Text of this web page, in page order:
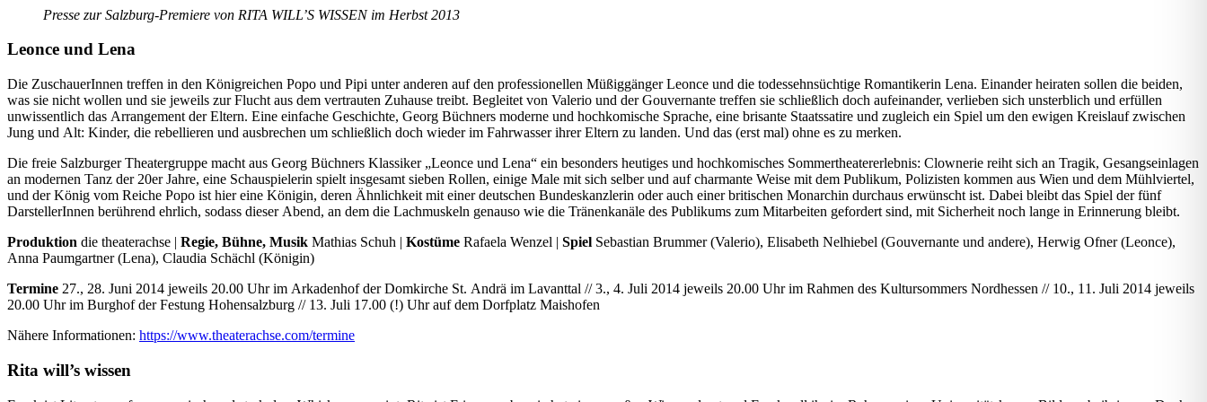
Presse zur Salzburg-Premiere von RITA WILL’S WISSEN im Herbst 2013
Leonce und Lena
Die ZuschauerInnen treffen in den Königreichen Popo und Pipi unter anderen auf den professionellen Müßiggänger Leonce und die todessehnsüchtige Romantikerin Lena. Einander heiraten sollen die beiden,
was sie nicht wollen und sie jeweils zur Flucht aus dem vertrauten Zuhause treibt. Begleitet von Valerio und der Gouvernante treffen sie schließlich doch aufeinander, verlieben sich unsterblich und erfüllen
unwissentlich das Arrangement der Eltern. Eine einfache Geschichte, Georg Büchners moderne und hochkomische Sprache, eine brisante Staatssatire und zugleich ein Spiel um den ewigen Kreislauf zwischen
Jung und Alt: Kinder, die rebellieren und ausbrechen um schließlich doch wieder im Fahrwasser ihrer Eltern zu landen. Und das (erst mal) ohne es zu merken.
Die freie Salzburger Theatergruppe macht aus Georg Büchners Klassiker „Leonce und Lena“ ein besonders heutiges und hochkomisches Sommertheatererlebnis: Clownerie reiht sich an Tragik, Gesangseinlagen
an modernen Tanz der 20er Jahre, eine Schauspielerin spielt insgesamt sieben Rollen, einige Male mit sich selber und auf charmante Weise mit dem Publikum, Polizisten kommen aus Wien und dem Mühlviertel,
und der König vom Reiche Popo ist hier eine Königin, deren Ähnlichkeit mit einer deutschen Bundeskanzlerin oder auch einer britischen Monarchin durchaus erwünscht ist. Dabei bleibt das Spiel der fünf
DarstellerInnen berührend ehrlich, sodass dieser Abend, an dem die Lachmuskeln genauso wie die Tränenkanäle des Publikums zum Mitarbeiten gefordert sind, mit Sicherheit noch lange in Erinnerung bleibt.
Produktion die theaterachse | Regie, Bühne, Musik Mathias Schuh | Kostüme Rafaela Wenzel | Spiel Sebastian Brummer (Valerio), Elisabeth Nelhiebel (Gouvernante und andere), Herwig Ofner (Leonce),
Anna Paumgartner (Lena), Claudia Schächl (Königin)
Termine 27., 28. Juni 2014 jeweils 20.00 Uhr im Arkadenhof der Domkirche St. Andrä im Lavanttal // 3., 4. Juli 2014 jeweils 20.00 Uhr im Rahmen des Kultursommers Nordhessen // 10., 11. Juli 2014 jeweils
20.00 Uhr im Burghof der Festung Hohensalzburg // 13. Juli 17.00 (!) Uhr auf dem Dorfplatz Maishofen
Nähere Informationen: https://www.theaterachse.com/termine
Rita will’s wissen